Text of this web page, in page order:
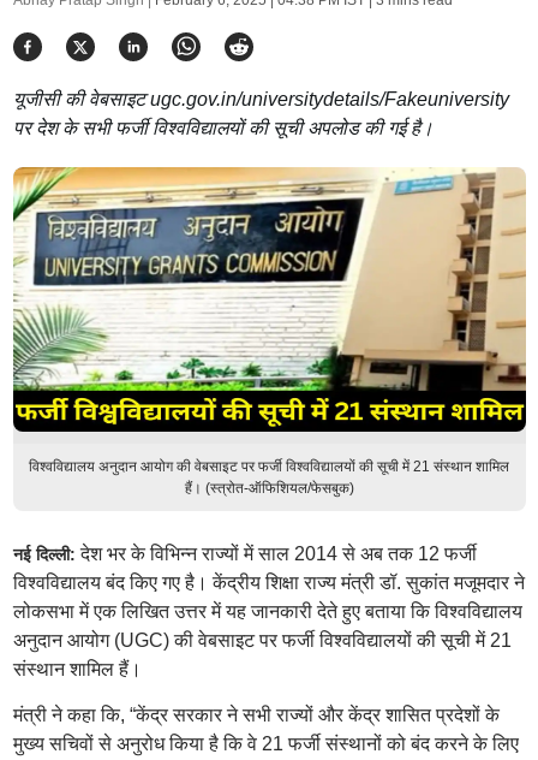
यूजीसी की वेबसाइट ugc.gov.in/universitydetails/Fakeuniversity
पर देश के सभी फर्जी विश्वविद्यालयों की सूची अपलोड की गई है।
विश्वविद्यालय अनुदान आयोग की वेबसाइट पर फर्जी विश्वविद्यालयों की सूची में 21 संस्थान शामिल
हैं। (स्त्रोत-ऑफिशियल/फेसबुक)
नई दिल्ली:देश भर के विभिन्न राज्यों में साल 2014 से अब तक 12 फर्जी
विश्वविद्यालय बंद किए गए है। केंद्रीय शिक्षा राज्य मंत्री डॉ. सुकांत मजूमदार ने
लोकसभा में एक लिखित उत्तर में यह जानकारी देते हुए बताया कि विश्वविद्यालय
अनुदान आयोग (UGC) की वेबसाइट पर फर्जी विश्वविद्यालयों की सूची में 21
संस्थान शामिल हैं।
मंत्री ने कहा कि, “केंद्र सरकार ने सभी राज्यों और केंद्र शासित प्रदेशों के
मुख्य सचिवों से अनुरोध किया है कि वे 21 फर्जी संस्थानों को बंद करने के लिए